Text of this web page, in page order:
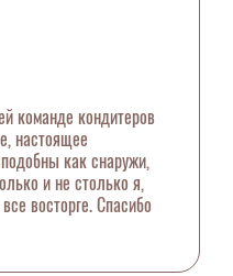
команде кондитеров
настоящее
как снаружи,
и не столько я,
восторге. Спасибо